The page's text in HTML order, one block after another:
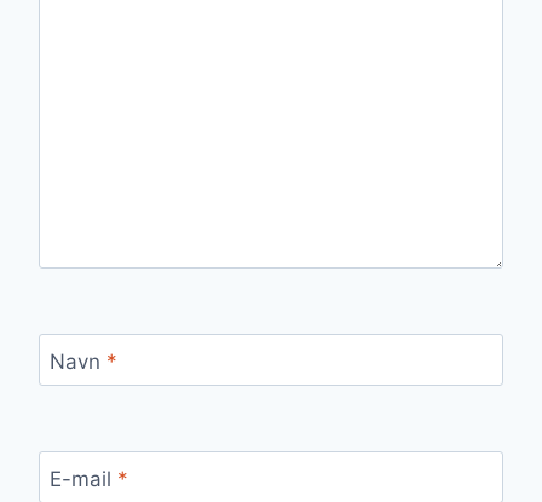
Navn *
E-mail *